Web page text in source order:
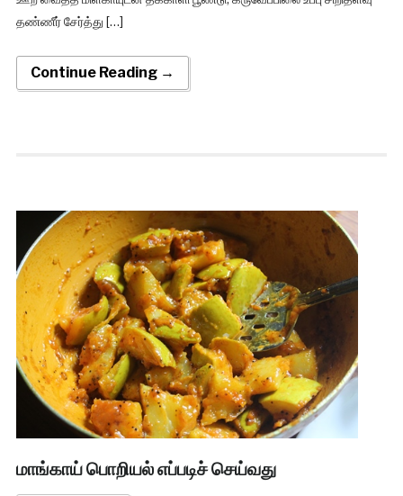
தண்ணீர் சேர்த்து […]
Continue Reading →
மாங்காய் பொறியல் எப்படிச் செய்வது